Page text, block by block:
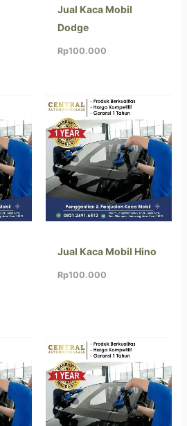
Jual Kaca Mobil
Dodge
Rp100.000
Jual Kaca Mobil Hino
Rp100.000